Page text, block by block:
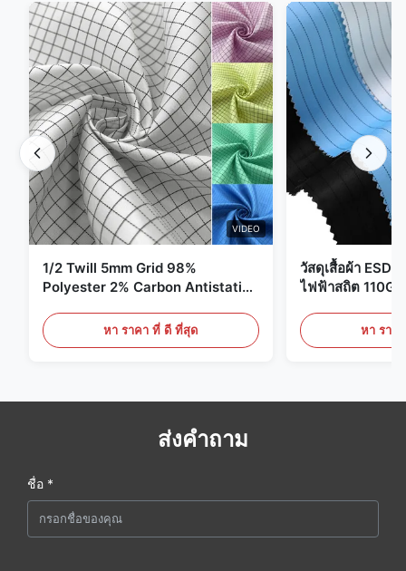
VIDEO
1/2 Twill 5mm Grid 98%
Polyester 2% Carbon Antistatic
หา ราคา ที่ ดี ที่สุด
วัสดุเสื้อผ้า ESD
ไฟฟ้าสถิต
หา ราค
ส่งคำถาม
ชื่อ *